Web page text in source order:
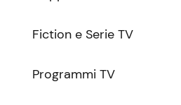
Fiction e Serie TV
Programmi TV